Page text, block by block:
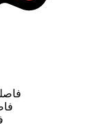
فاصله